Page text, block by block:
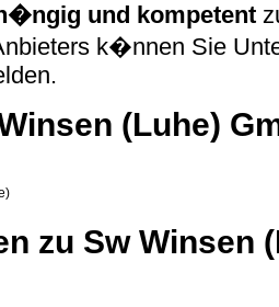
und kompetent
k�nnen Sie
(Luhe)
zu Sw Winsen